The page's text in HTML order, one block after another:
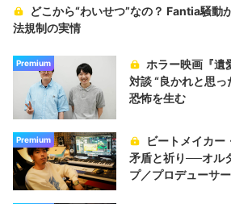
どこから“わいせつ”なの？ Fantia騒動
法規制の実情
Premium
ホラー映画『遺
対談 “良かれと思っ
恐怖を生む
Premium
ビートメイカ
矛盾と祈り──オル
プ／プロデューサ